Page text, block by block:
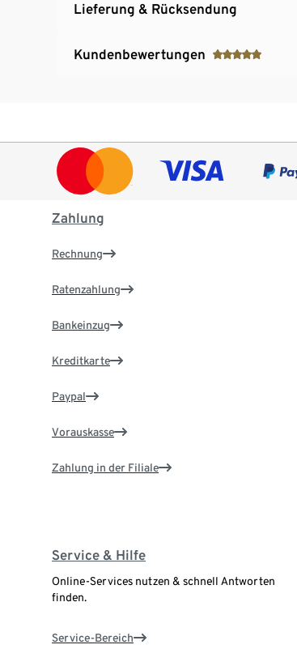
Lieferung & Rücksendung
Kundenbewertungen
Zahlung
Rechnung
Ratenzahlung
Bankeinzug
Kreditkarte
Paypal
Vorauskasse
Zahlung in der Filiale
Service & Hilfe
Online-Services nutzen & schnell Antworten
finden.
Service-Bereich